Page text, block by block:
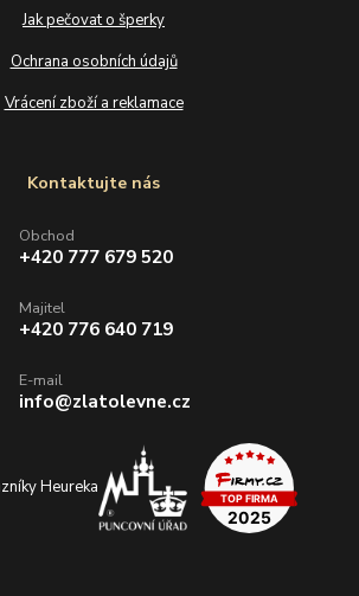
Jak pečovat o šperky
Ochrana osobních údajů
Vrácení zboží a reklamace
Kontaktujte nás
Obchod
+420 777 679 520
Majitel
+420 776 640 719
E-mail
info@zlatolevne.cz